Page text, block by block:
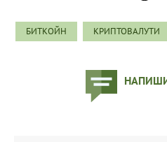
БИТКОЙН КРИПТОВАЛУТИ